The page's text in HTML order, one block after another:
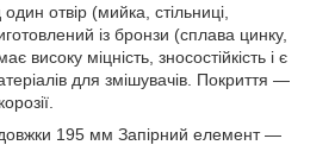
отвір (мийка, стільниці,
із бронзи (сплава цинку,
високу міцність, зносостійкість і є
для змішувачів. Покриття —
195 мм Запірний елемент —